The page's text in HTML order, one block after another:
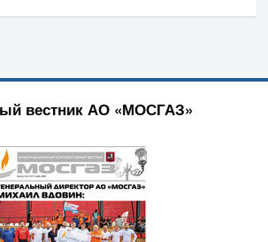
вестник АО «МОСГАЗ»